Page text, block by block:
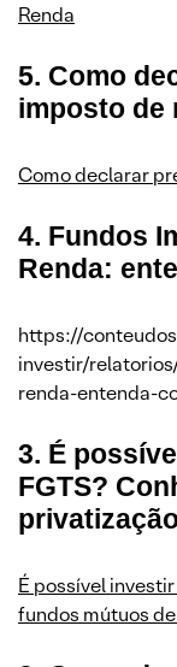
Renda
5. Como
imposto de
Como declarar
4. Fundos
Renda:
https://
investir/
renda-entenda-
3. É
FGTS?
É possível
fundos mútuos